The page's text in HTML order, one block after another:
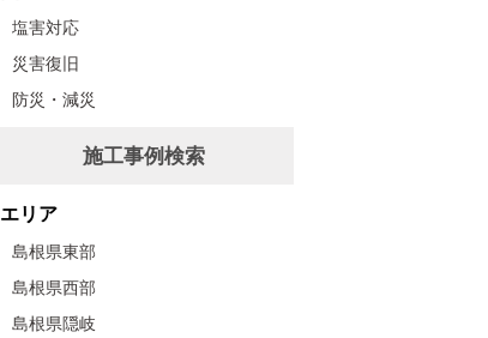
塩害対応
災害復旧
防災・減災
施工事例検索
エリア
島根県東部
島根県西部
島根県隠岐